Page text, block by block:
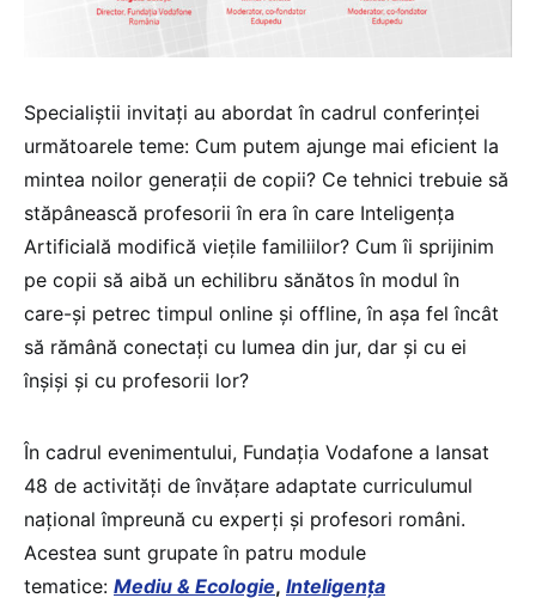
Specialiștii invitați au abordat în cadrul conferinței
următoarele teme: Cum putem ajunge mai eficient la
mintea noilor generații de copii? Ce tehnici trebuie să
stăpânească profesorii în era în care Inteligența
Artificială modifică viețile familiilor? Cum îi sprijinim
pe copii să aibă un echilibru sănătos în modul în
care-și petrec timpul online și offline, în așa fel încât
să rămână conectați cu lumea din jur, dar și cu ei
înșiși și cu profesorii lor?
În cadrul evenimentului, Fundația Vodafone a lansat
48 de activități de învățare adaptate curriculumul
național împreună cu experți și profesori români.
Acestea sunt grupate în patru module
tematice: Mediu & Ecologie, Inteligența